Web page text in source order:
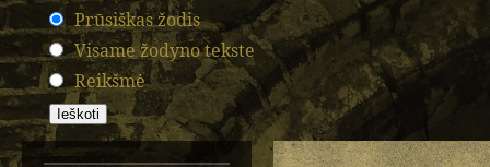
Prūsiškas žodis
Visame žodyno tekste
Reikšmė